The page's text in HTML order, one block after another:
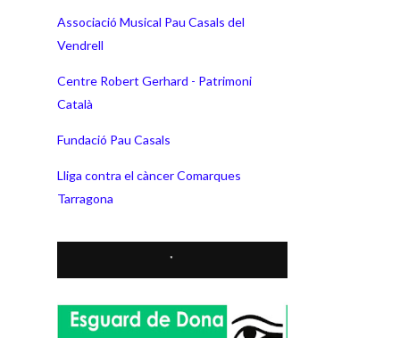
Associació Musical Pau Casals del
Vendrell
Centre Robert Gerhard - Patrimoni
Català
Fundació Pau Casals
Lliga contra el càncer Comarques
Tarragona
*